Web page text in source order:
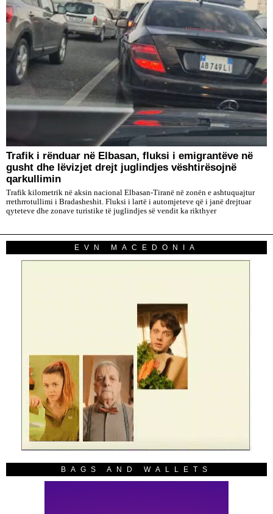
Trafik i rënduar në Elbasan, fluksi i emigrantëve në
gusht dhe lëvizjet drejt juglindjes vështirësojnë
qarkullimin
Trafik kilometrik në aksin nacional Elbasan-Tiranë në zonën e ashtuquajtur
rrethrrotullimi i Bradasheshit. Fluksi i lartë i automjeteve që i janë drejtuar
qyteteve dhe zonave turistike të juglindjes së vendit ka rikthyer
EVN MACEDONIA
BAGS AND WALLETS